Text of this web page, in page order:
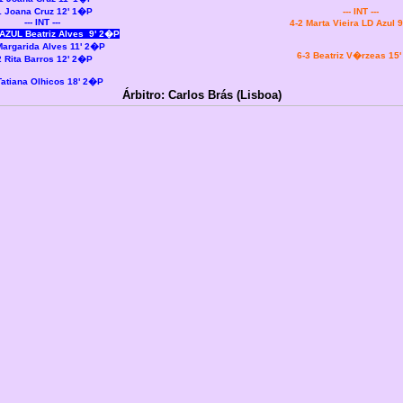
Joana Cruz 12' 1�P
--- INT ---
AZUL Beatriz Alves 9' 2�P
Alves 11' 2�P
Rita Barros 12' 2�P
Olhicos 18' 2�P
--- INT ---
4-2 Marta Vieira LD Azul
6-3 Beatriz V�rzeas
Árbitro: Carlos Brás (Lisboa)